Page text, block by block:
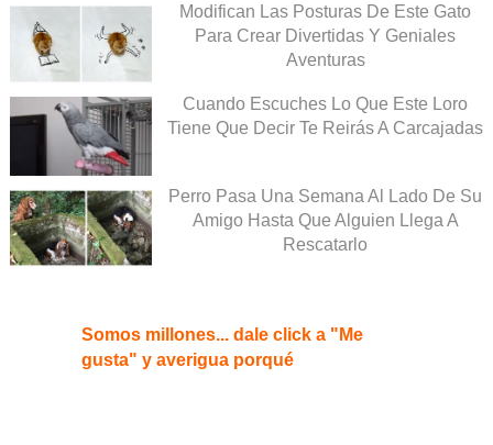
Modifican Las Posturas De Este Gato
Para Crear Divertidas Y Geniales
Aventuras
Cuando Escuches Lo Que Este Loro
Tiene Que Decir Te Reirás A Carcajadas
Perro Pasa Una Semana Al Lado De Su
Amigo Hasta Que Alguien Llega A
Rescatarlo
Somos millones... dale click a "Me
gusta" y averigua porqué